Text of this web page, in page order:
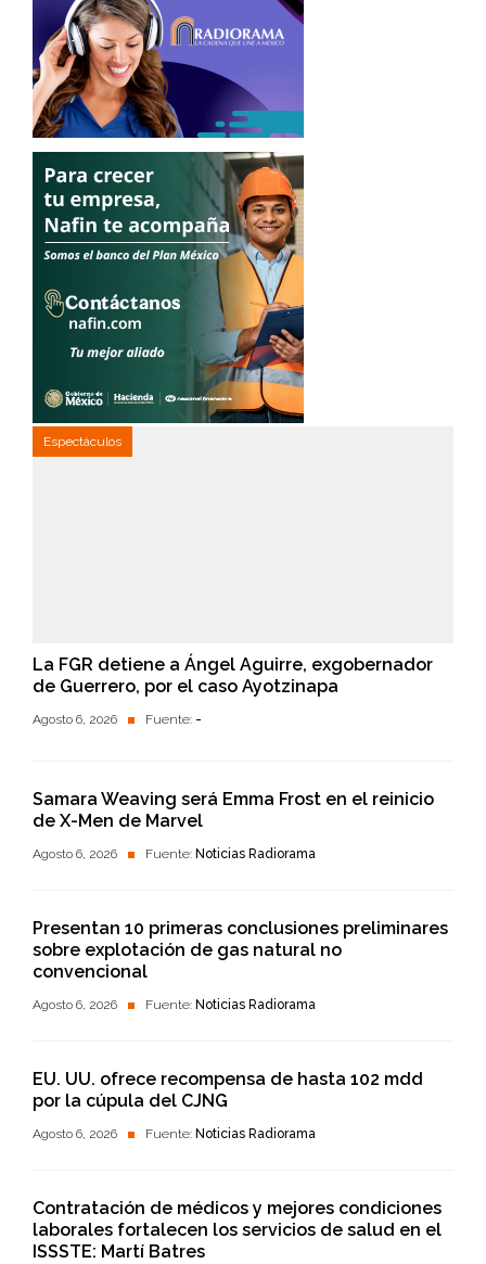
Espectáculos
La FGR detiene a Ángel Aguirre, exgobernador
de Guerrero, por el caso Ayotzinapa
Agosto 6, 2026 Fuente: -
Samara Weaving será Emma Frost en el reinicio
de X-Men de Marvel
Agosto 6, 2026 Fuente: Noticias Radiorama
Presentan 10 primeras conclusiones preliminares
sobre explotación de gas natural no
convencional
Agosto 6, 2026 Fuente: Noticias Radiorama
EU. UU. ofrece recompensa de hasta 102 mdd
por la cúpula del CJNG
Agosto 6, 2026 Fuente: Noticias Radiorama
Contratación de médicos y mejores condiciones
laborales fortalecen los servicios de salud en el
ISSSTE: Martí Batres